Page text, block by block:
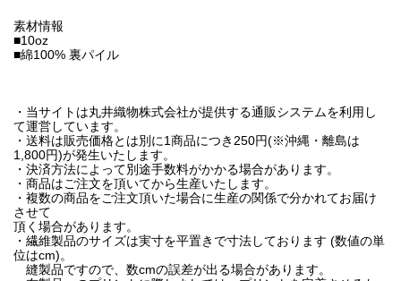
素材情報
■10oz
■綿100% 裏パイル
・当サイトは丸井織物株式会社が提供する通販システムを利用し
て運営しています。
・送料は販売価格とは別に1商品につき250円(※沖縄・離島は
1,800円)が発生いたします。
・決済方法によって別途手数料がかかる場合があります。
・商品はご注文を頂いてから生産いたします。
・複数の商品をご注文頂いた場合に生産の関係で分かれてお届け
させて
頂く場合があります。
・繊維製品のサイズは実寸を平置きで寸法しております (数値の単
位はcm)。
縫製品ですので、数cmの誤差が出る場合があります。